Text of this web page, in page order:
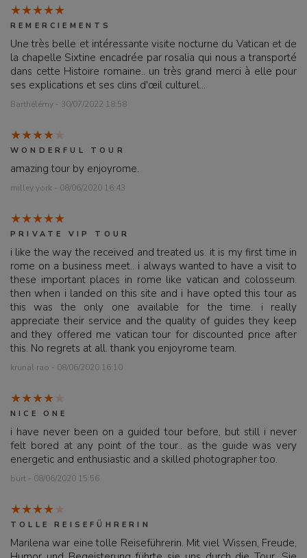
REMERCIEMENTS
Une très belle et intéressante visite nocturne du Vatican et de
la chapelle Sixtine encadrée par rosalia qui nous a transporté
dans cette Histoire romaine.. un très grand merci à elle pour
ses explications et ses clins d'œil culturel...
Barthélémy - 30/07/2022 18:58
WONDERFUL TOUR
amazing tour by enjoyrome.
milley york - 08/06/2020 16:43
PRIVATE VIP TOUR
i like the way the received and treated us. it is my first time in
rome on a business meet.. i always wanted to have a visit to
these important places in rome like vatican and colosseum.
then when i landed on this site and i have opted this tour as
this was the only one available for the time. i really
appreciate their service and the quality of guides they keep
and they offered me vatican tour for discounted price after
this. No regrets at all. thank you enjoyrome team.
krunal rao - 08/06/2020 16:10
NICE ONE
i have never been on a guided tour before, but still i never
felt bored at any point of the tour.. as the guide was very
energetic and enthusiastic and a skilled photographer too.
burt - 08/06/2020 15:56
TOLLE REISEFÜHRERIN
Marilena war eine tolle Reiseführerin. Mit viel Wissen, Freude,